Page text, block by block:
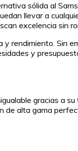
sólida al
llevar a
excelencia sin
rendimiento. Sin
y
gracias a
alta gama